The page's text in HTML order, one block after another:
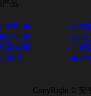
产品
护栏网
• 公路
护栏网
• 机场
围栏网
• 车间
网片
• 基坑
CopyRight © 安